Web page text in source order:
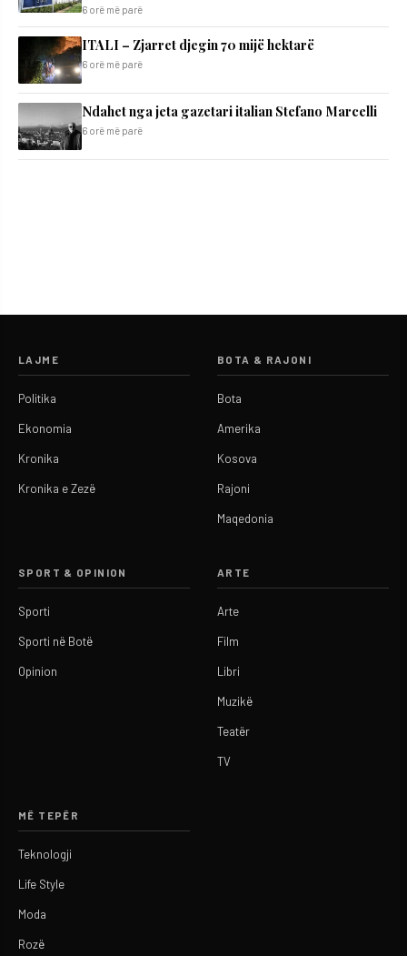
6 orë më parë
ITALI – Zjarret djegin 70 mijë hektarë
6 orë më parë
Ndahet nga jeta gazetari italian Stefano Marcelli
6 orë më parë
LAJME
Politika
Ekonomia
Kronika
Kronika e Zezë
BOTA & RAJONI
Bota
Amerika
Kosova
Rajoni
Maqedonia
SPORT & OPINION
Sporti
Sporti në Botë
Opinion
ARTE
Arte
Film
Libri
Muzikë
Teatër
TV
MË TEPËR
Teknologji
Life Style
Moda
Rozë